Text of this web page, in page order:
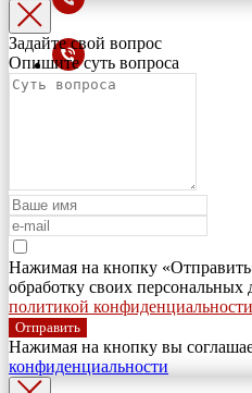
Задайте свой вопрос
Опишите суть вопроса
Нажимая на кнопку
обработку своих
политикой конфиденциальности
Отправить
Нажимая на кнопку вы
конфиденциальности